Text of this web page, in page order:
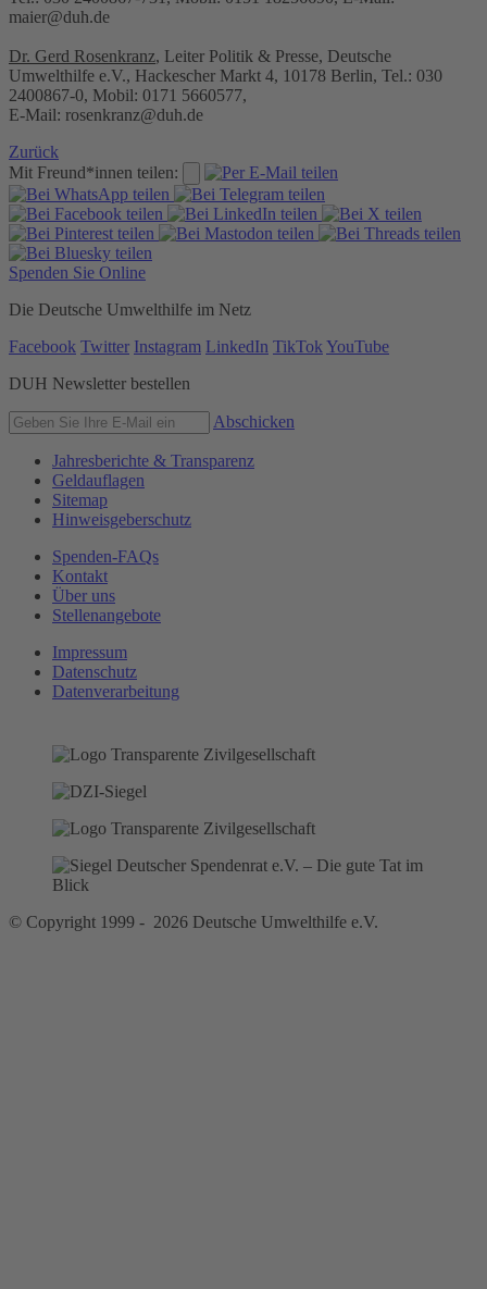
maier@duh.de
Dr. Gerd Rosenkranz, Leiter Politik & Presse, Deutsche
Umwelthilfe e.V., Hackescher Markt 4, 10178 Berlin, Tel.: 030
2400867-0, Mobil: 0171 5660577,
E-Mail: rosenkranz@duh.de
Zurück
Mit Freund*innen teilen:
Spenden Sie Online
Die Deutsche Umwelthilfe im Netz
Facebook Twitter Instagram LinkedIn TikTok YouTube
DUH Newsletter bestellen
Abschicken
Jahresberichte & Transparenz
Geldauflagen
Sitemap
Hinweisgeberschutz
Spenden-FAQs
Kontakt
Über uns
Stellenangebote
Impressum
Datenschutz
Datenverarbeitung
© Copyright 1999 - 2026 Deutsche Umwelthilfe e.V.